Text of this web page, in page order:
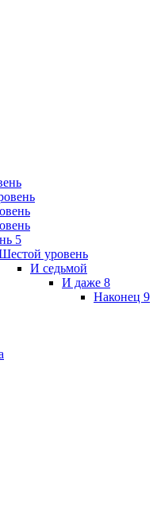
5
уровень
И седьмой
И даже 8
Наконец 9